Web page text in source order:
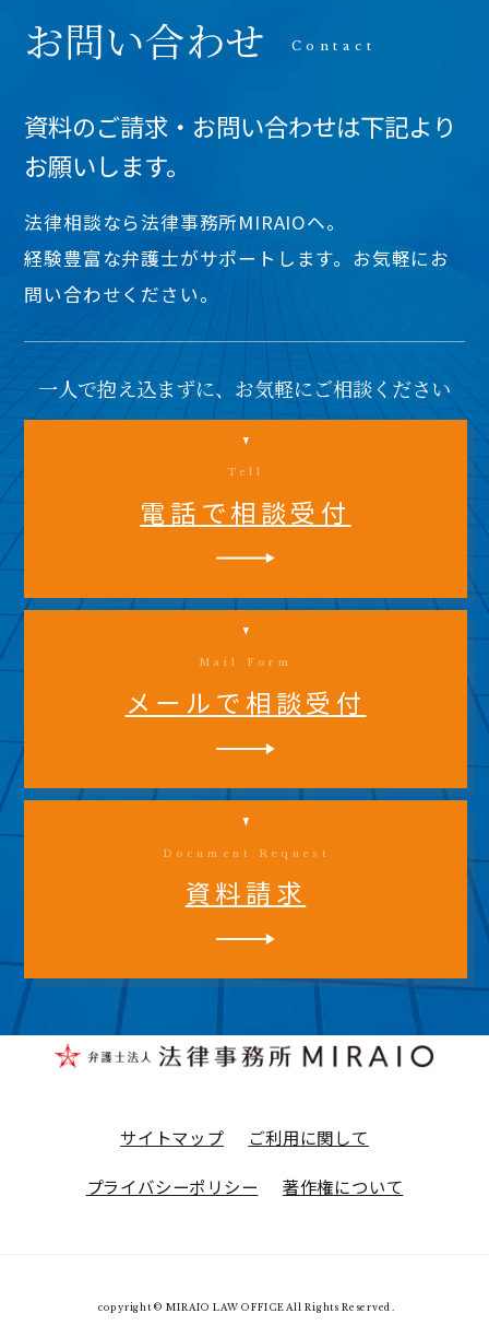
お問い合わせ
資料のご請求・お問い合わせは下記より
お願いします。
法律相談なら法律事務所MIRAIOヘ。
経験豊富な弁護士がサポートします。お気軽にお
問い合わせください。
一人で抱え込まずに、お気軽にご相談ください
Tell
電話で相談受付
Mail Form
メールで相談受付
Document Request
資料請求
サイトマップ ご利用に関して
プライバシーポリシー 著作権について
copyright © MIRAIO LAW OFFICE All Rights Reserved.